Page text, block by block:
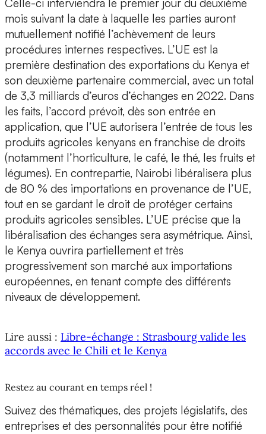
Celle-ci interviendra le premier jour du deuxième
mois suivant la date à laquelle les parties auront
mutuellement notifié l’achèvement de leurs
procédures internes respectives. L’UE est la
première destination des exportations du Kenya et
son deuxième partenaire commercial, avec un total
de 3,3 milliards d’euros d’échanges en 2022. Dans
les faits, l’accord prévoit, dès son entrée en
application, que l’UE autorisera l’entrée de tous les
produits agricoles kenyans en franchise de droits
(notamment l’horticulture, le café, le thé, les fruits et
légumes). En contrepartie, Nairobi libéralisera plus
de 80 % des importations en provenance de l’UE,
tout en se gardant le droit de protéger certains
produits agricoles sensibles. L’UE précise que la
libéralisation des échanges sera asymétrique. Ainsi,
le Kenya ouvrira partiellement et très
progressivement son marché aux importations
européennes, en tenant compte des différents
niveaux de développement.
Lire aussi : Libre-échange : Strasbourg valide les
accords avec le Chili et le Kenya
Restez au courant en temps réel !
Suivez des thématiques, des projets législatifs, des
entreprises et des personnalités pour être notifié